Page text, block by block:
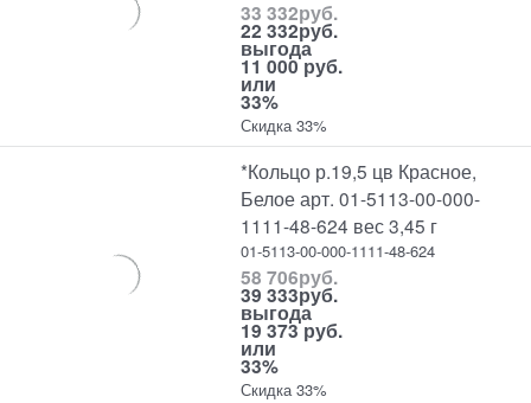
33 332руб.
22 332руб.
выгода
11 000 руб.
или
33%
Скидка 33%
*Кольцо р.19,5 цв Красное,
Белое арт. 01-5113-00-000-
1111-48-624 вес 3,45 г
01-5113-00-000-1111-48-624
58 706руб.
39 333руб.
выгода
19 373 руб.
или
33%
Скидка 33%